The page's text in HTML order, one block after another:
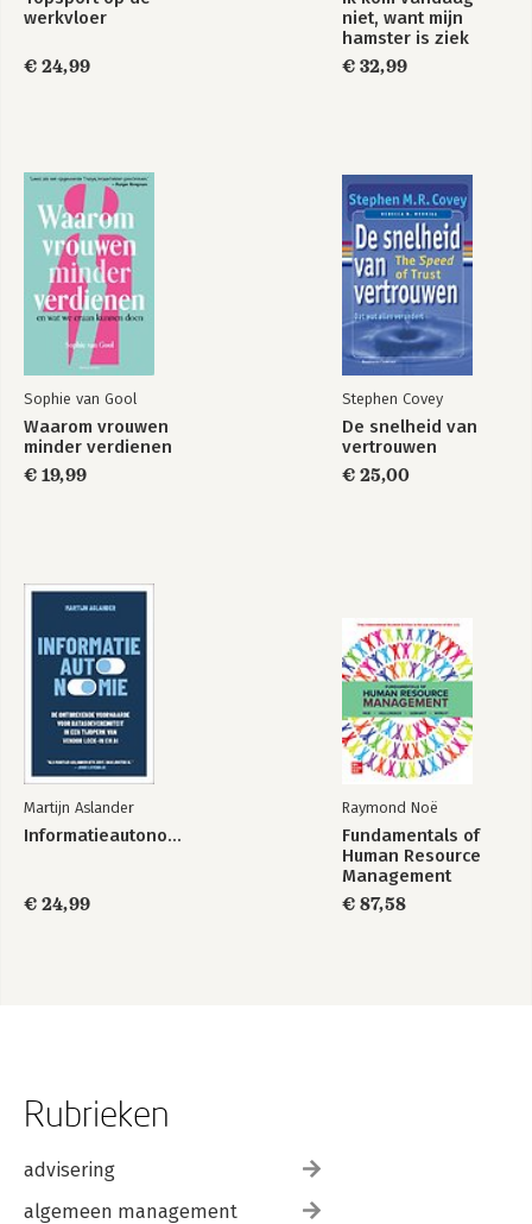
werkvloer
€ 24,99
niet, want mijn
hamster is ziek
€ 32,99
Sophie van Gool
Waarom vrouwen
minder verdienen
€ 19,99
Stephen Covey
De snelheid van
vertrouwen
€ 25,00
Martijn Aslander
Informatieautonomie
€ 24,99
Raymond Noë
Fundamentals of
Human Resource
Management
€ 87,58
Rubrieken
advisering
algemeen management